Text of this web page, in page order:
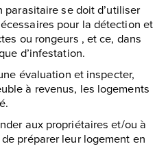
parasitaire se doit d’utiliser
pour la détection et
ou rongeurs , et ce, dans
d’infestation.
évaluation et inspecter,
à revenus, les logements
aux propriétaires et/ou à
préparer leur logement en